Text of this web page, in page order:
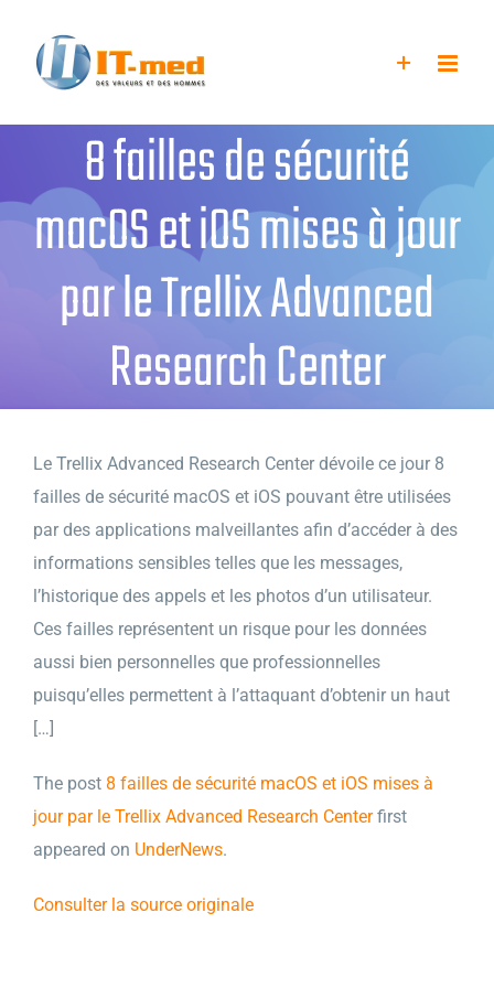
contenu
8 failles de sécurité
macOS et iOS mises à jour
par le Trellix Advanced
Research Center
Le Trellix Advanced Research Center dévoile ce jour 8
failles de sécurité macOS et iOS pouvant être utilisées
par des applications malveillantes afin d’accéder à des
informations sensibles telles que les messages,
l’historique des appels et les photos d’un utilisateur.
Ces failles représentent un risque pour les données
aussi bien personnelles que professionnelles
puisqu’elles permettent à l’attaquant d’obtenir un haut
[…]
The post 8 failles de sécurité macOS et iOS mises à
jour par le Trellix Advanced Research Centerfirst
appeared on UnderNews.
Consulter la source originale